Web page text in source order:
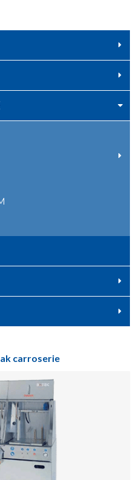
carroserie